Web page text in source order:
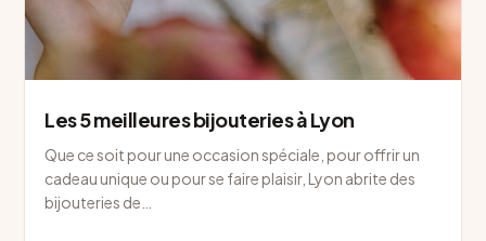
Les 5 meilleures bijouteries à Lyon
Que ce soit pour une occasion spéciale, pour offrir un
cadeau unique ou pour se faire plaisir, Lyon abrite des
bijouteries de…